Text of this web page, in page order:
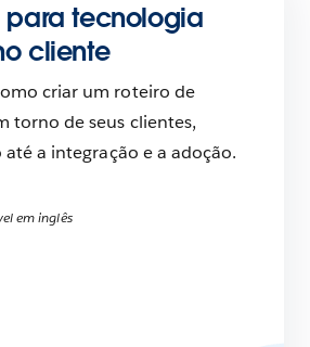
para tecnologia
cliente
criar um roteiro de
torno de seus clientes,
até a integração e a adoção.
em inglês